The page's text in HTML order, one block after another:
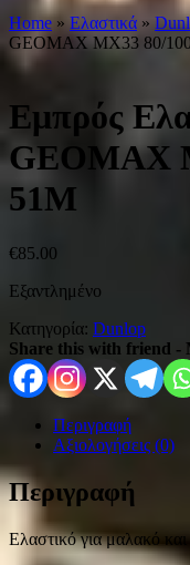
Home » Ελαστικά »
GEOMAX MX33 80/
Εμπρός
GEOMAX
51M
€85.00
Εξαντλημένο
Κατηγορία: Dunlop
Share this with friend -
Περιγραφή
Αξιολογήσεις (0)
Περιγραφή
Ελαστικό για μαλακό